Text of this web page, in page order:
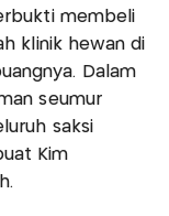
membeli
klinik hewan di
Dalam
seumur
saksi
Kim